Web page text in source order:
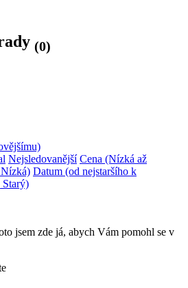
(0)
Nejsledovanější Cena (Nízká až
Datum (od nejstaršího k
jsem zde já, abych Vám pomohl se v